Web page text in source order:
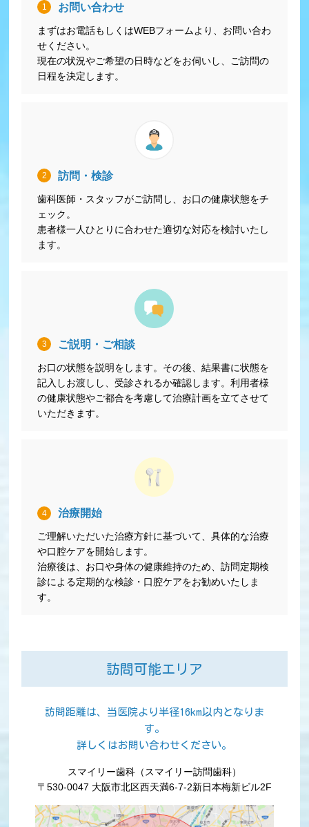
1 お問い合わせ
まずはお電話もしくはWEBフォームより、お問い合わ
せください。
現在の状況やご希望の日時などをお伺いし、ご訪問の
日程を決定します。
2 訪問・検診
歯科医師・スタッフがご訪問し、お口の健康状態をチ
ェック。
患者様一人ひとりに合わせた適切な対応を検討いたし
ます。
3 ご説明・ご相談
お口の状態を説明をします。その後、結果書に状態を
記入しお渡しし、受診されるか確認します。利用者様
の健康状態やご都合を考慮して治療計画を立てさせて
いただきます。
4 治療開始
ご理解いただいた治療方針に基づいて、具体的な治療
や口腔ケアを開始します。
治療後は、お口や身体の健康維持のため、訪問定期検
診による定期的な検診・口腔ケアをお勧めいたしま
す。
訪問可能エリア
訪問距離は、当医院より半径16km以内となりま
す。
詳しくはお問い合わせください。
スマイリー歯科（スマイリー訪問歯科）
〒530-0047 大阪市北区西天満6-7-2新日本梅新ビル2F